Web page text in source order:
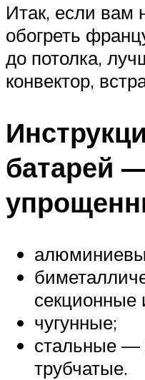
Итак, если вам
обогреть
до потолка,
конвектор,
батарей
секционные
чугунные;
стальные —
трубчатые.